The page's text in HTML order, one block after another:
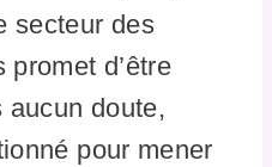
secteur des
d’être
aucun doute,
pour mener